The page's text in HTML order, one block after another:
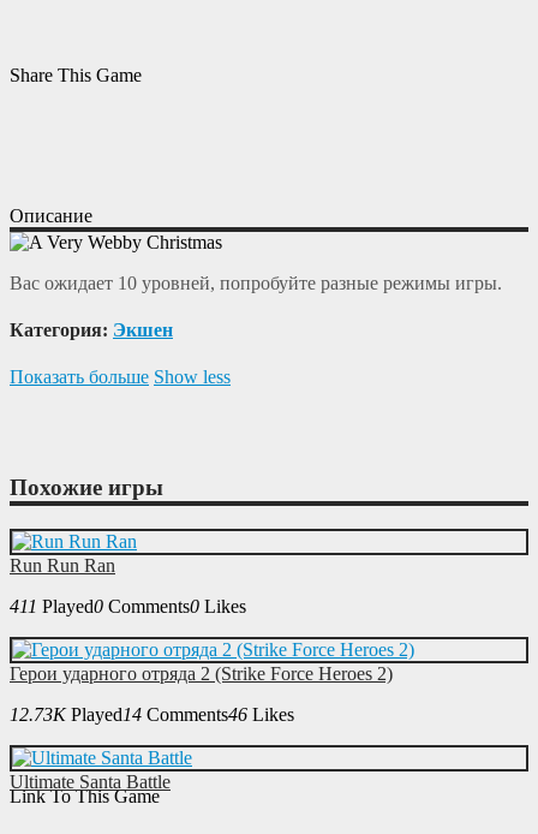
Share This Game
Link To This Game
Описание
Вас ожидает 10 уровней, попробуйте разные режимы игры.
Категория: Экшен
Показать больше Show less
Похожие игры
Run Run Ran
411 Played0 Comments0 Likes
Герои ударного отряда 2 (Strike Force Heroes 2)
12.73K Played14 Comments46 Likes
Ultimate Santa Battle